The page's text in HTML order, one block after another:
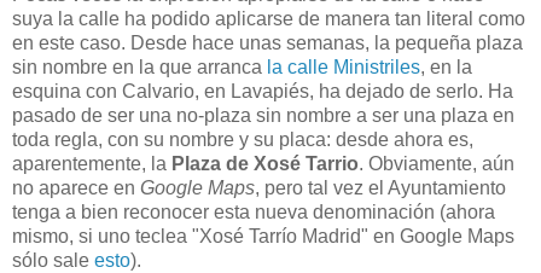
suya la calle ha podido aplicarse de manera tan literal como
en este caso. Desde hace unas semanas, la pequeña plaza
sin nombre en la que arranca la calle Ministriles, en la
esquina con Calvario, en Lavapiés, ha dejado de serlo. Ha
pasado de ser una no-plaza sin nombre a ser una plaza en
toda regla, con su nombre y su placa: desde ahora es,
aparentemente, la Plaza de Xosé Tarrio. Obviamente, aún
no aparece en Google Maps, pero tal vez el Ayuntamiento
tenga a bien reconocer esta nueva denominación (ahora
mismo, si uno teclea "Xosé Tarrío Madrid" en Google Maps
sólo sale esto).